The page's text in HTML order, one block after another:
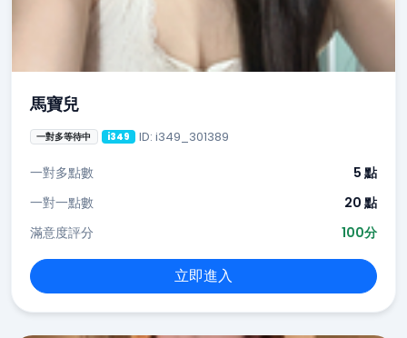
馬寶兒
一對多等待中 i349 ID: i349_301389
一對多點數
5 點
一對一點數
20 點
滿意度評分
100分
立即進入